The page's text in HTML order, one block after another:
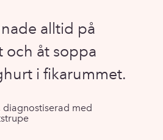
alltid på
och åt soppa
i fikarummet.
diagnostiserad med